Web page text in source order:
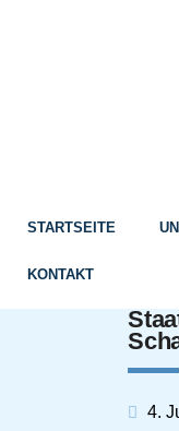
STARTSEITE
KONTAKT
4.